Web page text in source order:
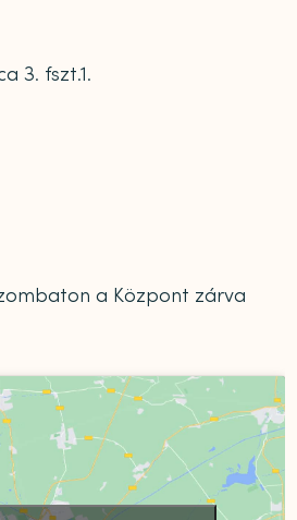
3. fszt.1.
a Központ zárva